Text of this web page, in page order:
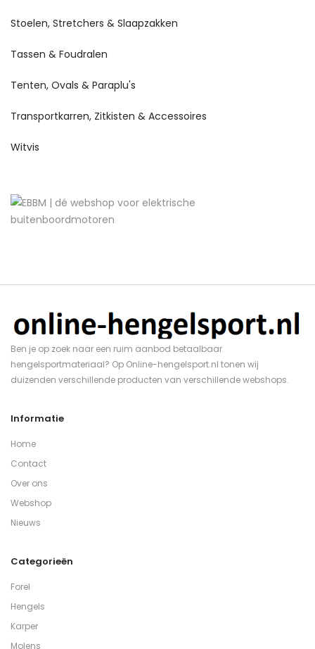
Stoelen, Stretchers & Slaapzakken
Tassen & Foudralen
Tenten, Ovals & Paraplu's
Transportkarren, Zitkisten & Accessoires
Witvis
Ben je op zoek naar een ruim aanbod betaalbaar
hengelsportmateriaal? Op Online-hengelsport.nl tonen wij
duizenden verschillende producten van verschillende webshops.
Informatie
Home
Contact
Over ons
Webshop
Nieuws
Categorieën
Forel
Hengels
Karper
Molens